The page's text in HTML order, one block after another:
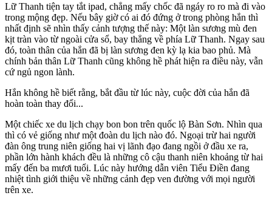
Lữ Thanh tiện tay tắt ipad, chẳng mấy chốc đã ngáy ro ro mà đi vào
trong mộng đẹp. Nếu bây giờ có ai đó đứng ở trong phòng hắn thì
nhất định sẽ nhìn thấy cảnh tượng thế này: Một làn sương mù đen
kịt tràn vào từ ngoài cửa sổ, bay thẳng về phía Lữ Thanh. Ngay sau
đó, toàn thân của hắn đã bị làn sương đen kỳ lạ kia bao phủ. Mà
chính bản thân Lữ Thanh cũng không hề phát hiện ra điều này, vẫn
cứ ngủ ngon lành.
Hắn không hề biết rằng, bắt đầu từ lúc này, cuộc đời của hắn đã
hoàn toàn thay đổi...
Một chiếc xe du lịch chạy bon bon trên quốc lộ Bàn Sơn. Nhìn qua
thì có vẻ giống như một đoàn du lịch nào đó. Ngoại trừ hai người
đàn ông trung niên giống hai vị lãnh đạo đang ngồi ở đầu xe ra,
phần lớn hành khách đều là những cô cậu thanh niên khoảng từ hai
mấy đến ba mươi tuổi. Lúc này hướng dẫn viên Tiểu Điền đang
nhiệt tình giới thiệu về những cảnh đẹp ven đường với mọi người
trên xe.